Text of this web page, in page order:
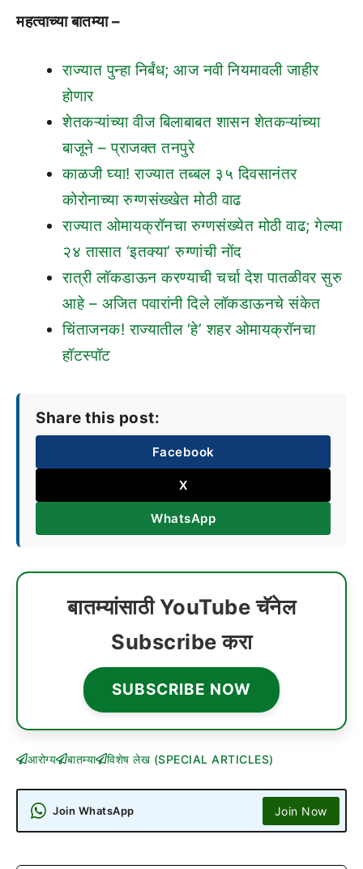
महत्वाच्या बातम्या –
राज्यात पुन्हा निर्बंध; आज नवी नियमावली जाहीर
होणार
शेतकऱ्यांच्या वीज बिलाबाबत शासन शेतकऱ्यांच्या
बाजूने – प्राजक्त तनपुरे
काळजी घ्या! राज्यात तब्बल ३५ दिवसानंतर
कोरोनाच्या रुग्णसंख्खेत मोठी वाढ
राज्यात ओमायक्रॉनचा रुग्णसंख्येत मोठी वाढ; गेल्या
२४ तासात ‘इतक्या’ रुग्णांची नोंद
रात्री लॉकडाऊन करण्याची चर्चा देश पातळीवर सुरु
आहे – अजित पवारांनी दिले लॉकडाऊनचे संकेत
चिंताजनक! राज्यातील ‘हे’ शहर ओमायक्रॉनचा
हॉटस्पॉट
Share this post:
Facebook
X
WhatsApp
बातम्यांसाठी YouTube चॅनेल
Subscribe करा
SUBSCRIBE NOW
आरोग्य बातम्या विशेष लेख (SPECIAL ARTICLES)
Join WhatsApp Join Now